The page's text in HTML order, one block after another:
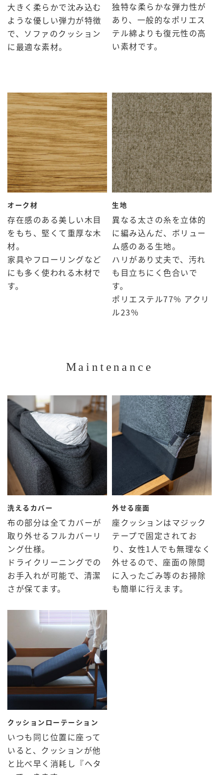
大きく柔らかで沈み込む
ような優しい弾力が特徴
で、ソファのクッション
に最適な素材。
独特な柔らかな弾力性が
あり、一般的なポリエス
テル綿よりも復元性の高
い素材です。
オーク材
存在感のある美しい木目
をもち、堅くて重厚な木
材。
家具やフローリングなど
にも多く使われる木材で
す。
生地
異なる太さの糸を立体的
に編み込んだ、ボリュー
ム感のある生地。
ハリがあり丈夫で、汚れ
も目立ちにく色合いで
す。
ポリエステル77% アクリ
ル23%
Maintenance
洗えるカバー
布の部分は全てカバーが
取り外せるフルカバーリ
ング仕様。
ドライクリーニングでの
お手入れが可能で、清潔
さが保てます。
外せる座面
座クッションはマジック
テープで固定されてお
り、女性1人でも無理なく
外せるので、座面の隙間
に入ったごみ等のお掃除
も簡単に行えます。
クッションローテーション
いつも同じ位置に座って
いると、クッションが他
と比べ早く消耗し『ヘタ